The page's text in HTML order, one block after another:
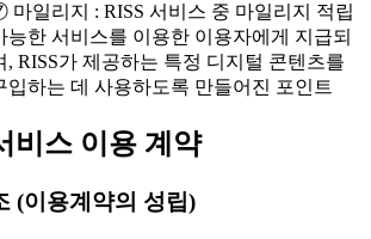
마일리지 : RISS 서비스 중 마일리지 적립
능한 서비스를 이용한 이용자에게 지급되
, RISS가 제공하는 특정 디지털 콘텐츠를
입하는 데 사용하도록 만들어진 포인트
비스 이용 계약
(이용계약의 성립)